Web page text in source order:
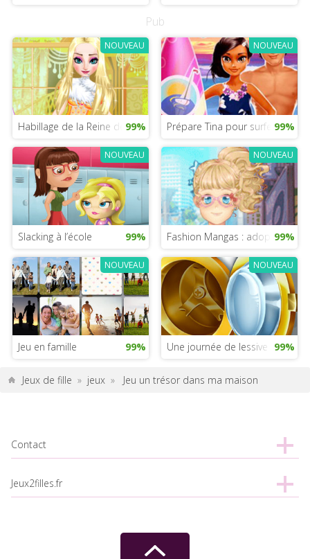
Pub
NOUVEAU
Habillage de la Reine des Neiges
99%
NOUVEAU
Prépare Tina pour surfer cet été
99%
NOUVEAU
Slacking à l’école 99%
NOUVEAU
Fashion Mangas : adopte le
99%
NOUVEAU
Jeu en famille 99%
NOUVEAU
Une journée de lessive pour la
99%
Jeux de fille » jeux » Jeu un trésor dans ma maison
Contact
Jeux2filles.fr